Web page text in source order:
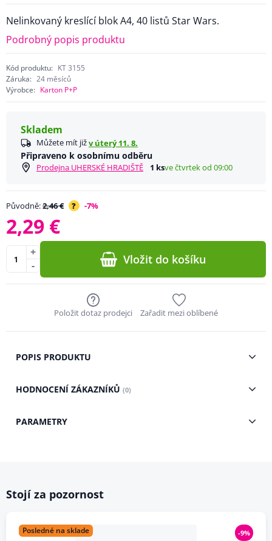
Nelinkovaný kreslící blok A4, 40 listů Star Wars.
Podrobný popis produktu
Kód produktu: KT 3155
Záruka: 24 měsíců
Výrobce: Karton P+P
Skladem
Můžete mít jižv úterý 11. 8.
Připraveno k osobnímu odběru
Prodejna UHERSKÉ HRADIŠTĚ 1 ksve čtvrtek od 09:00
Původně:2,46 € ? -7%
2,29 €
-
+ Vložit do košíku
Položit dotaz prodejci Zařadit mezi oblíbené
POPIS PRODUKTU
HODNOCENÍ ZÁKAZNÍKŮ (0)
PARAMETRY
Stojí za pozornost
Posledné na sklade -9%